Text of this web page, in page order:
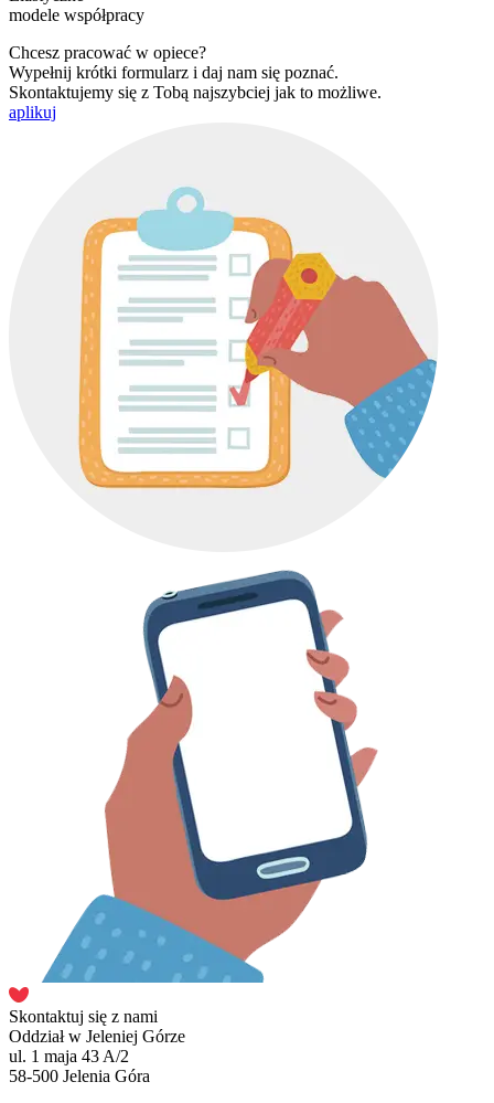
modele współpracy
Chcesz pracować w opiece?
Wypełnij krótki formularz i daj nam się poznać.
Skontaktujemy się z Tobą najszybciej jak to możliwe.
aplikuj
Skontaktuj się z nami
Oddział w Jeleniej Górze
ul. 1 maja 43 A/2
58-500 Jelenia Góra